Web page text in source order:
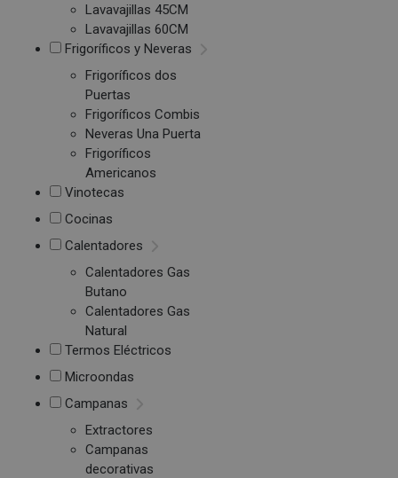
Lavavajillas 45CM
Lavavajillas 60CM
Frigoríficos y Neveras
Frigoríficos dos
Puertas
Frigoríficos Combis
Neveras Una Puerta
Frigoríficos
Americanos
Vinotecas
Cocinas
Calentadores
Calentadores Gas
Butano
Calentadores Gas
Natural
Termos Eléctricos
Microondas
Campanas
Extractores
Campanas
decorativas